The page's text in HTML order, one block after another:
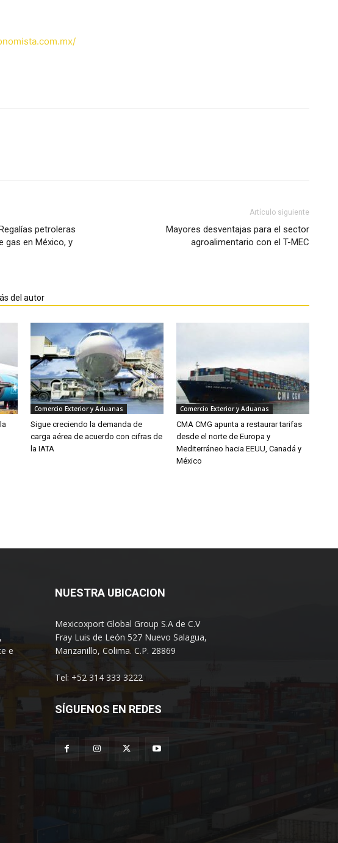
petroleras
gas en México, y
Artículo siguiente
Mayores desventajas para el sector
agroalimentario con el T-MEC
del autor
Comercio Exterior y Aduanas
Sigue creciendo la demanda de
carga aérea de acuerdo con cifras de
la IATA
Comercio Exterior y Aduanas
CMA CMG apunta a restaurar tarifas
desde el norte de Europa y
Mediterráneo hacia EEUU, Canadá y
México
e
NUESTRA UBICACION
Mexicoxport Global Group S.A de C.V
Fray Luis de León 527 Nuevo Salagua,
Manzanillo, Colima. C.P. 28869
Tel: +52 314 333 3222
SÍGUENOS EN REDES